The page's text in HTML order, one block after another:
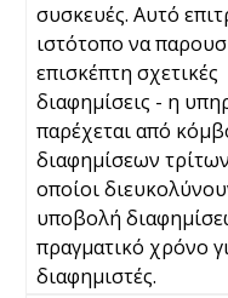
συσκευές. Αυτό
ιστότοπο να
επισκέπτη σχετικές
διαφημίσεις - η
παρέχεται από
διαφημίσεων
οποίοι
υποβολή
πραγματικό χρόνο
διαφημιστές.